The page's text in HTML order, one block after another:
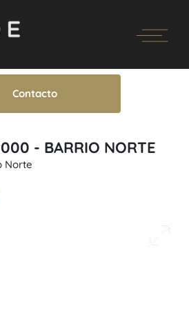
Contacto
- BARRIO NORTE
Norte